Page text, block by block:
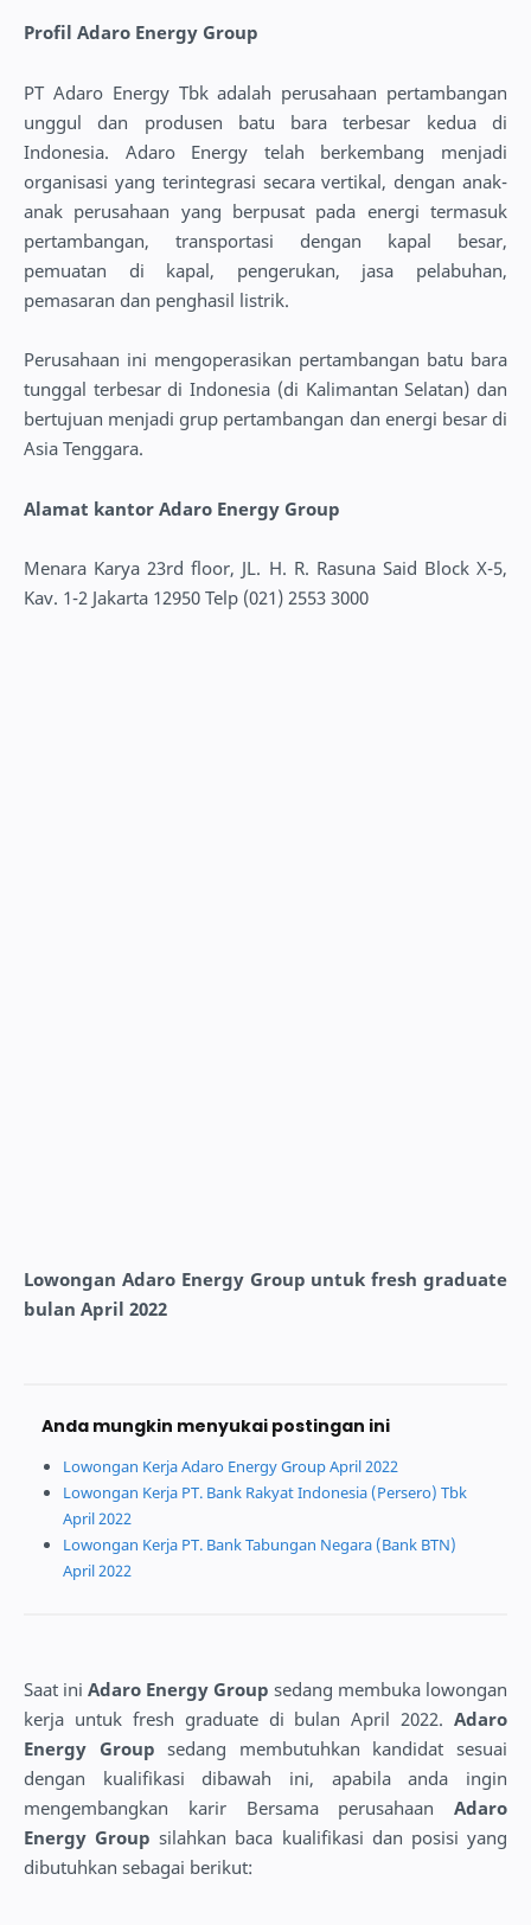
Profil Adaro Energy Group
PT Adaro Energy Tbk adalah perusahaan pertambangan
unggul dan produsen batu bara terbesar kedua di
Indonesia. Adaro Energy telah berkembang menjadi
organisasi yang terintegrasi secara vertikal, dengan anak-
anak perusahaan yang berpusat pada energi termasuk
pertambangan, transportasi dengan kapal besar,
pemuatan di kapal, pengerukan, jasa pelabuhan,
pemasaran dan penghasil listrik.
Perusahaan ini mengoperasikan pertambangan batu bara
tunggal terbesar di Indonesia (di Kalimantan Selatan) dan
bertujuan menjadi grup pertambangan dan energi besar di
Asia Tenggara.
Alamat kantor Adaro Energy Group
Menara Karya 23rd floor, JL. H. R. Rasuna Said Block X-5,
Kav. 1-2 Jakarta 12950 Telp (021) 2553 3000
Lowongan Adaro Energy Group untuk fresh graduate
bulan April 2022
Anda mungkin menyukai postingan ini
Lowongan Kerja Adaro Energy Group April 2022
Lowongan Kerja PT. Bank Rakyat Indonesia (Persero) Tbk
April 2022
Lowongan Kerja PT. Bank Tabungan Negara (Bank BTN)
April 2022
Saat ini Adaro Energy Group sedang membuka lowongan
kerja untuk fresh graduate di bulan April 2022. Adaro
Energy Groupsedang membutuhkan kandidat sesuai
dengan kualifikasi dibawah ini, apabila anda ingin
mengembangkan karir Bersama perusahaan Adaro
Energy Groupsilahkan baca kualifikasi dan posisi yang
dibutuhkan sebagai berikut: